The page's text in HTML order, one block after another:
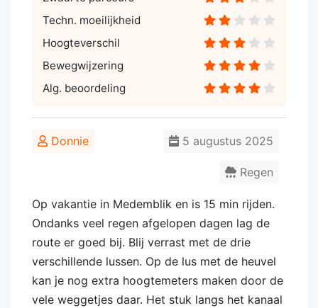
Techn. moeilijkheid
Hoogteverschil
Bewegwijzering
Alg. beoordeling
Donnie 5 augustus 2025
Regen
Op vakantie in Medemblik en is 15 min rijden.
Ondanks veel regen afgelopen dagen lag de
route er goed bij. Blij verrast met de drie
verschillende lussen. Op de lus met de heuvel
kan je nog extra hoogtemeters maken door de
vele weggetjes daar. Het stuk langs het kanaal